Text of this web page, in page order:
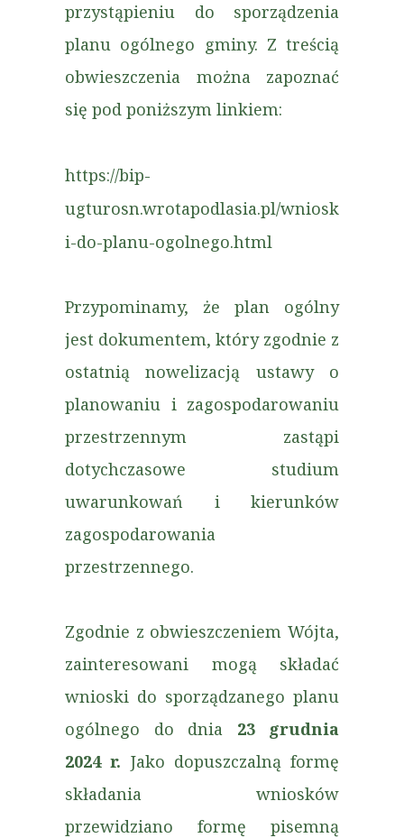
przystąpieniu do sporządzenia
planu ogólnego gminy. Z treścią
obwieszczenia można zapoznać
się pod poniższym linkiem:
https://bip-
ugturosn.wrotapodlasia.pl/wniosk
i-do-planu-ogolnego.html
Przypominamy, że plan ogólny
jest dokumentem, który zgodnie z
ostatnią nowelizacją ustawy o
planowaniu i zagospodarowaniu
przestrzennym zastąpi
dotychczasowe studium
uwarunkowań i kierunków
zagospodarowania
przestrzennego.
Zgodnie z obwieszczeniem Wójta,
zainteresowani mogą składać
wnioski do sporządzanego planu
ogólnego do dnia 23 grudnia
2024 r. Jako dopuszczalną formę
składania wniosków
przewidziano formę pisemną